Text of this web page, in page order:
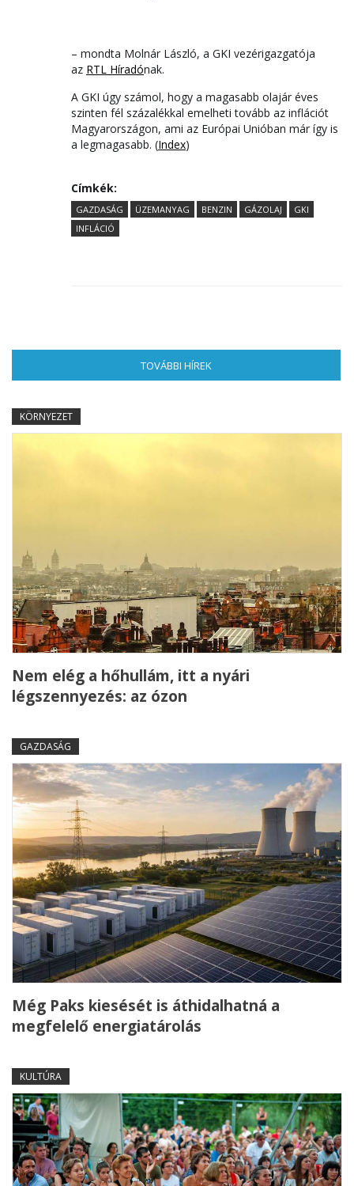
– mondta Molnár László, a GKI vezérigazgatója
az RTL Híradónak.
A GKI úgy számol, hogy a magasabb olajár éves
szinten fél százalékkal emelheti tovább az inflációt
Magyarországon, ami az Európai Unióban már így is
a legmagasabb. (Index)
Címkék:
GAZDASÁG ÜZEMANYAG BENZIN GÁZOLAJ
GKI
INFLÁCIÓ
TOVÁBBI HÍREK
KÖRNYEZET
Nem elég a hőhullám, itt a nyári
légszennyezés: az ózon
GAZDASÁG
Még Paks kiesését is áthidalhatná a
megfelelő energiatárolás
KULTÚRA